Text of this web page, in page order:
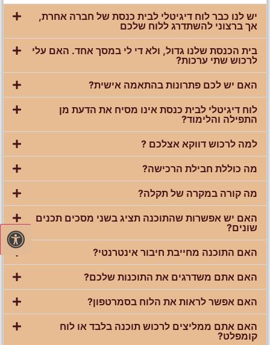
יש לנו כבר לוח דיגיטלי לבית כנסת של חברה אחרת,
אך ברצוני להשתדרג ללוח שלכם
בית הכנסת שלנו גדול, ולא די לי במסך אחד. האם עלי
לרכוש שתי ערכות?
האם יש לכם פתרונות בהתאמה אישית?
לוח דיגיטלי לבית כנסת אינו מסיח את הדעת מן
התפילה והלימוד?
למה לרכוש דווקא אצלכם ?
מה כוללת חבילת הרכישה?
מה קורה במקרה של תקלה?
האם יש אפשרות שהתוכנה תציג בשני מסכים תכנים
שונים?
האם התוכנה מחייבת חיבור אינטרנטי?
האם אתם משדרגים את התוכנות שלכם?
האם אפשר לראות את הלוח בסמרטפון?
האם אתם ממליצים לרכוש תוכנה בלבד או לוח
קומפלט?